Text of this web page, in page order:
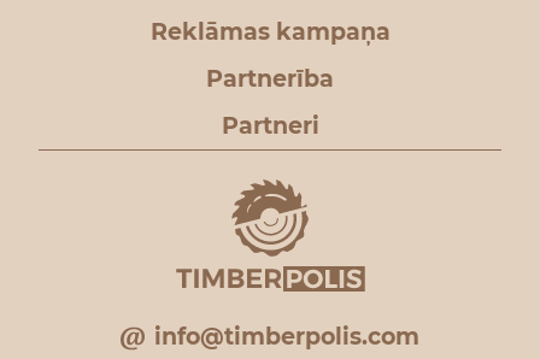
Reklāmas kampaņa
Partnerība
Partneri
info@timberpolis.com